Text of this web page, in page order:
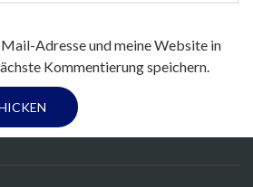
Adresse und meine Website in
Kommentierung speichern.